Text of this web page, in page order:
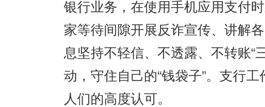
银行业务，在使用手机应用支付
家等待间隙开展反诈宣传、讲解
息坚持不轻信、不透露、不转账“
动，守住自己的“钱袋子”。支行
人们的高度认可。